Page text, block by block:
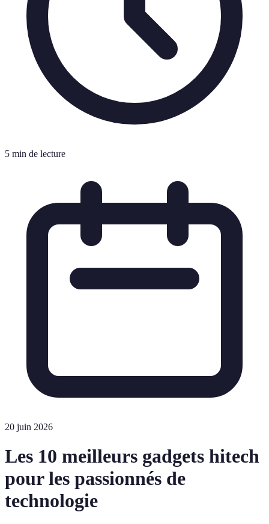
5 min de lecture
20 juin 2026
Les 10 meilleurs gadgets hitech
pour les passionnés de
technologie